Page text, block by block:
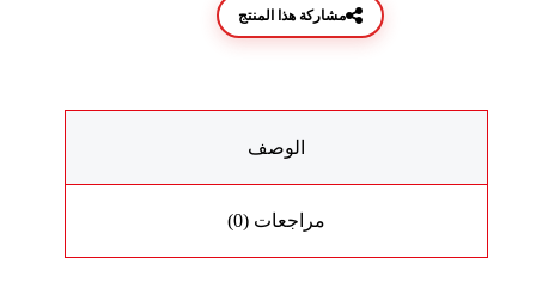
مشاركة هذا المنتج
الوصف
مراجعات (0)